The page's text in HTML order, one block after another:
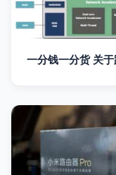
一分钱一分货 关